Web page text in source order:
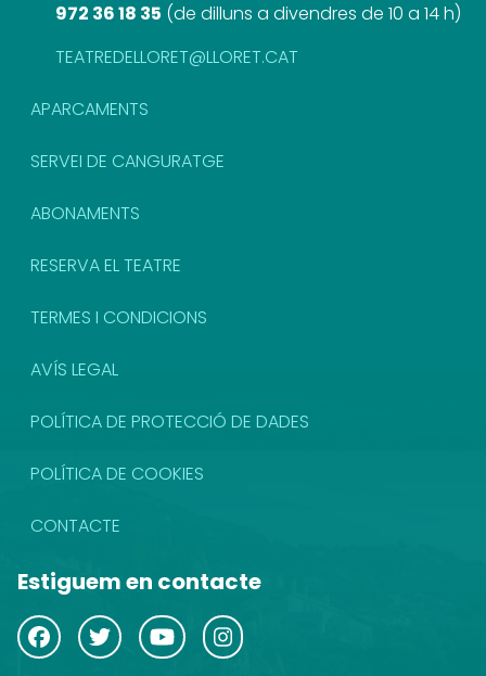
972 36 18 35 (de dilluns a divendres de 10 a 14 h)
TEATREDELLORET@LLORET.CAT
APARCAMENTS
SERVEI DE CANGURATGE
ABONAMENTS
RESERVA EL TEATRE
TERMES I CONDICIONS
AVÍS LEGAL
POLÍTICA DE PROTECCIÓ DE DADES
POLÍTICA DE COOKIES
CONTACTE
Estiguem en contacte